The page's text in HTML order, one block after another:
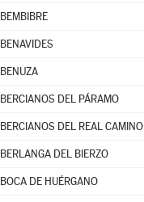
BEMBIBRE
BENAVIDES
BENUZA
BERCIANOS DEL PÁRAMO
BERCIANOS DEL REAL CAMINO
BERLANGA DEL BIERZO
BOCA DE HUÉRGANO